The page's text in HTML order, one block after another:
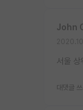
John
서울 상
대댓글 쓰